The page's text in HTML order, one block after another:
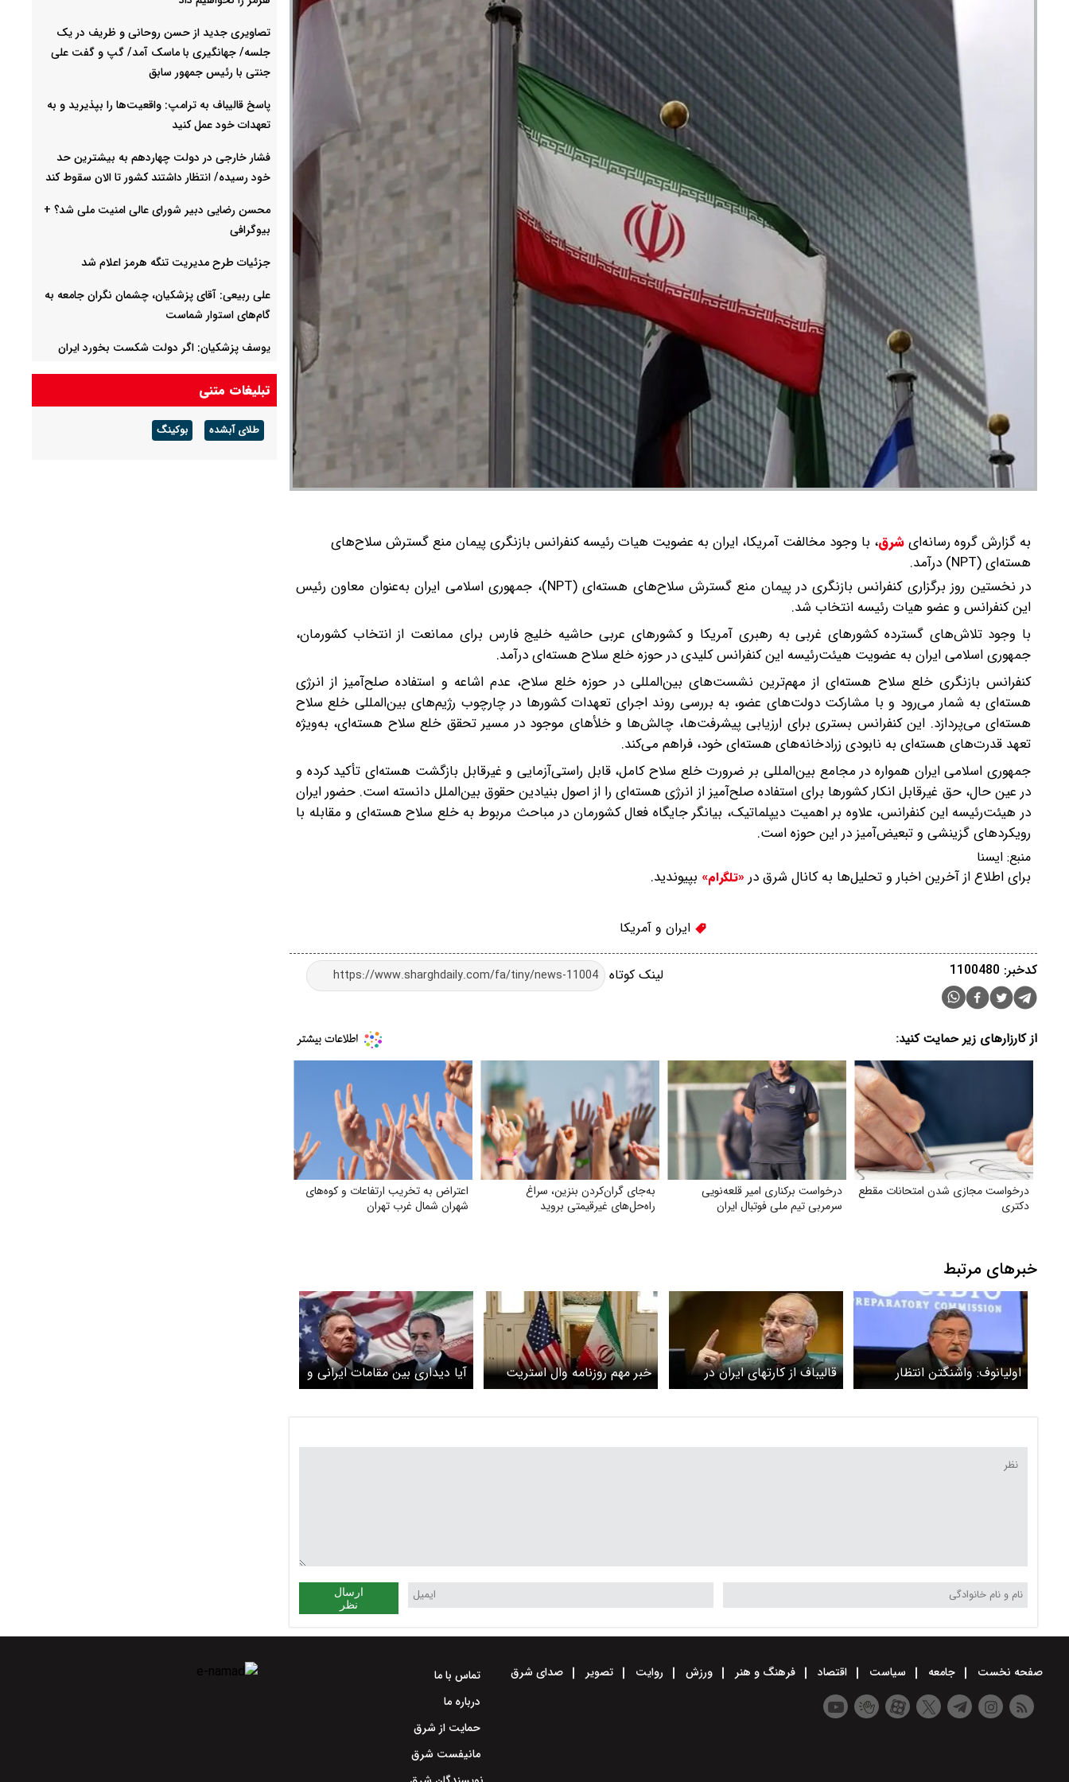
به گزارش گروه رسانه‌ایشرق، با وجود مخالفت آمریکا، ایران به عضویت هیات‌ رئیسه کنفرانس بازنگری پیمان منع گسترش سلاح‌های
هسته‌ای (NPT) درآمد.
در نخستین روز برگزاری کنفرانس بازنگری در پیمان منع گسترش سلاح‌های هسته‌ای (NPT)، جمهوری اسلامی ایران به‌عنوان معاون رئیس
این کنفرانس و عضو هیات رئیسه انتخاب شد.
با وجود تلاش‌های گسترده کشورهای غربی به رهبری آمریکا و کشورهای عربی حاشیه خلیج فارس برای ممانعت از انتخاب کشورمان،
جمهوری اسلامی ایران به عضویت هیئت‌رئیسه این کنفرانس کلیدی در حوزه خلع سلاح هسته‌ای درآمد.
کنفرانس بازنگری خلع سلاح هسته‌ای از مهم‌ترین نشست‌های بین‌المللی در حوزه خلع سلاح، عدم اشاعه و استفاده صلح‌آمیز از انرژی
هسته‌ای به شمار می‌رود و با مشارکت دولت‌های عضو، به بررسی روند اجرای تعهدات کشورها در چارچوب رژیم‌های بین‌المللی خلع سلاح
هسته‌ای می‌پردازد. این کنفرانس بستری برای ارزیابی پیشرفت‌ها، چالش‌ها و خلأهای موجود در مسیر تحقق خلع سلاح هسته‌ای، به‌ویژه
تعهد قدرت‌های هسته‌ای به نابودی زرادخانه‌های هسته‌ای خود، فراهم می‌کند.
جمهوری اسلامی ایران همواره در مجامع بین‌المللی بر ضرورت خلع سلاح کامل، قابل راستی‌آزمایی و غیرقابل بازگشت هسته‌ای تأکید کرده و
در عین حال، حق غیرقابل انکار کشورها برای استفاده صلح‌آمیز از انرژی هسته‌ای را از اصول بنیادین حقوق بین‌الملل دانسته است. حضور ایران
در هیئت‌رئیسه این کنفرانس، علاوه بر اهمیت دیپلماتیک، بیانگر جایگاه فعال کشورمان در مباحث مربوط به خلع سلاح هسته‌ای و مقابله با
رویکردهای گزینشی و تبعیض‌آمیز در این حوزه است.
منبع: ایسنا
برای اطلاع از آخرین اخبار و تحلیل‌ها به کانال شرق در «تلگرام» بپیوندید.
ایران و آمریکا
لینک کوتاه کدخبر: 1100480
از کارزارهای زیر حمایت کنید:
درخواست مجازی شدن امتحانات مقطع
دکتری
درخواست برکناری امیر قلعه‌نویی
سرمربی تیم ملی فوتبال ایران
به‌جای گران‌کردن بنزین، سراغ
راه‌حل‌های غیرقیمتی بروید
اعتراض به تخریب ارتفاعات و کوه‌های
شهران شمال غرب تهران
خبرهای مرتبط
اولیانوف: واشنگتن انتظار
نداشت که ایرانی‌ها
قالیباف از کارتهای ایران در
مذاکرات ایران و آمریکا رونمایی
خبر مهم روزنامه وال‌ استریت
ژورنال از احتمال دیدار
آیا دیداری بین مقامات ایرانی و
آمریکایی انجام می‌شود؟
ارسال
نظر
تصاویری جدید از حسن روحانی و ظریف در یک
جلسه/ جهانگیری با ماسک آمد/ گپ و گفت علی
جنتی با رئیس جمهور سابق
پاسخ قالیباف به ترامپ: واقعیت‌ها را بپذیرید و به
تعهدات خود عمل کنید
فشار خارجی در دولت چهاردهم به بیشترین حد
خود رسیده/ انتظار داشتند کشور تا الان سقوط کند
محسن رضایی دبیر شورای عالی امنیت ملی شد؟ +
بیوگرافی
جزئیات طرح مدیریت تنگه هرمز اعلام شد
علی ربیعی: آقای پزشکیان، چشمان نگران جامعه به
گام‌های استوار شماست
یوسف پزشکیان: اگر دولت شکست بخورد ایران
از جنگ هم پیچیده بود و جنگ هم آن را مضاعف‌
کرده است
پزشکیان: مشروطه نقطه عطف بیداری و
تبلیغات متنی
طلای آبشده بوکینگ
صفحه نخست جامعه سیاست اقتصاد فرهنگ و هنر ورزش روایت تصویر صدای شرق
تماس با ما
درباره ما
حمایت از شرق
مانیفست شرق